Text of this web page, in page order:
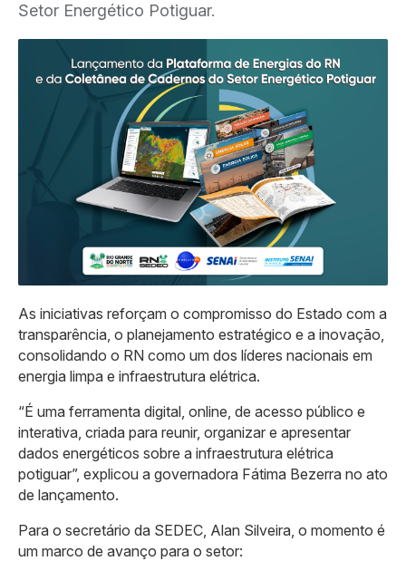
Setor Energético Potiguar.
As iniciativas reforçam o compromisso do Estado com a
transparência, o planejamento estratégico e a inovação,
consolidando o RN como um dos líderes nacionais em
energia limpa e infraestrutura elétrica.
“É uma ferramenta digital, online, de acesso público e
interativa, criada para reunir, organizar e apresentar
dados energéticos sobre a infraestrutura elétrica
potiguar”, explicou a governadora Fátima Bezerra no ato
de lançamento.
Para o secretário da SEDEC, Alan Silveira, o momento é
um marco de avanço para o setor: